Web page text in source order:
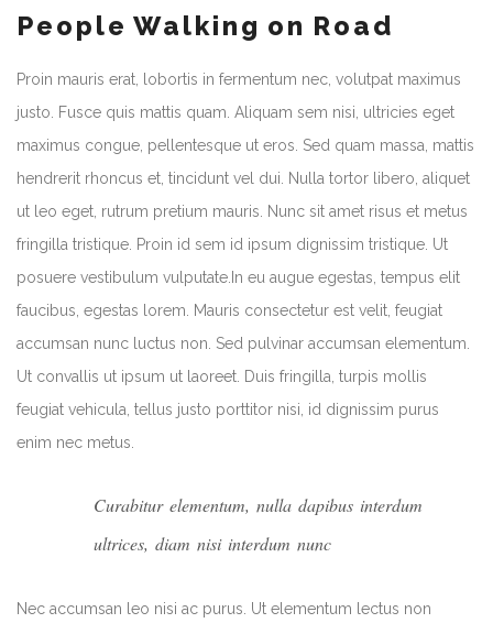
People Walking on Road
Proin mauris erat, lobortis in fermentum nec, volutpat maximus
justo. Fusce quis mattis quam. Aliquam sem nisi, ultricies eget
maximus congue, pellentesque ut eros. Sed quam massa, mattis
hendrerit rhoncus et, tincidunt vel dui. Nulla tortor libero, aliquet
ut leo eget, rutrum pretium mauris. Nunc sit amet risus et metus
fringilla tristique. Proin id sem id ipsum dignissim tristique. Ut
posuere vestibulum vulputate.In eu augue egestas, tempus elit
faucibus, egestas lorem. Mauris consectetur est velit, feugiat
accumsan nunc luctus non. Sed pulvinar accumsan elementum.
Ut convallis ut ipsum ut laoreet. Duis fringilla, turpis mollis
feugiat vehicula, tellus justo porttitor nisi, id dignissim purus
enim nec metus.
Curabitur elementum, nulla dapibus interdum
ultrices, diam nisi interdum nunc
Nec accumsan leo nisi ac purus. Ut elementum lectus non